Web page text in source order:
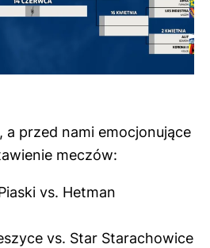
a przed nami emocjonujące
meczów:
vs. Hetman
e vs. Star Starachowice